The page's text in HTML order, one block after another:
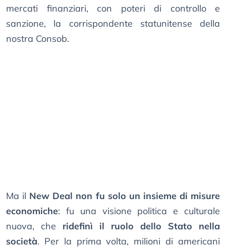
mercati finanziari, con poteri di controllo e
sanzione, la corrispondente statunitense della
nostra Consob.
Ma il New Deal non fu solo un insieme di misure
economiche: fu una visione politica e culturale
nuova, che ridefinì il ruolo dello Stato nella
società. Per la prima volta, milioni di americani